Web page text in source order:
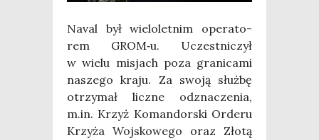
Naval był wie­lo­let­nim ope­ra­to­
rem GROM‑u. Uczest­ni­czył
w wie­lu misjach poza gra­ni­ca­mi
nasze­go kra­ju. Za swo­ją służ­bę
otrzy­mał licz­ne odzna­cze­nia,
m.in. Krzyż Koman­dor­ski Orde­ru
Krzy­ża Woj­sko­we­go oraz Zło­tą